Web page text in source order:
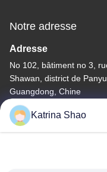
Notre adresse
Adresse
No 102, bâtiment no 3,
Shawan, district de
Guangdong, Chine
Télégramme
86--15913188664
Katrina Shao